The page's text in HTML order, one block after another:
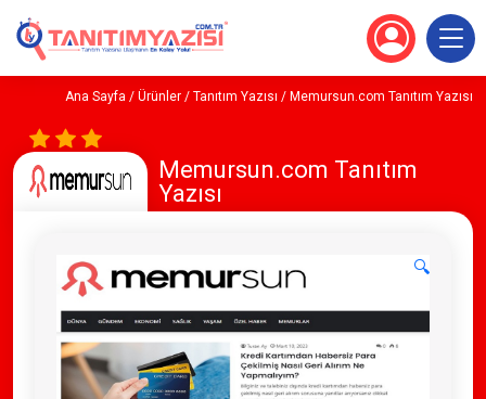
Ana Sayfa / Ürünler / Tanıtım Yazısı / Memursun.com Tanıtım Yazısı
Memursun.com Tanıtım
Yazısı
🔍